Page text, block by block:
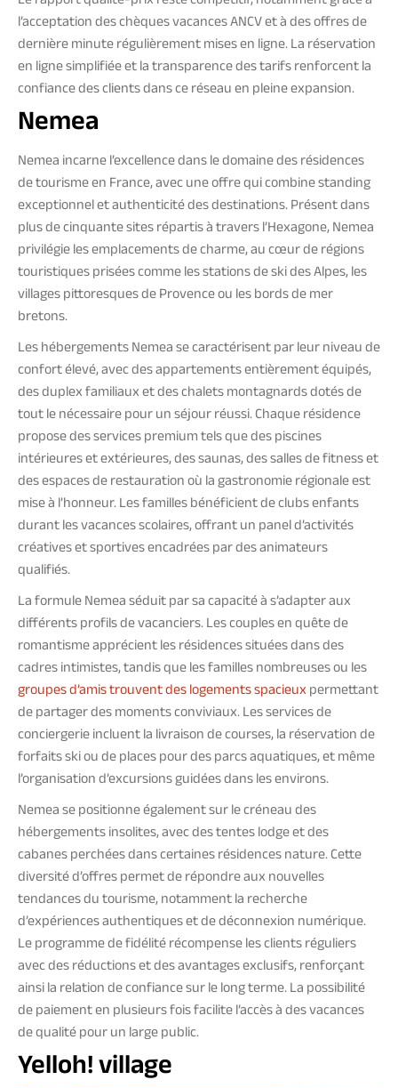
l’acceptation des chèques vacances ANCV et à des offres de
dernière minute régulièrement mises en ligne. La réservation
en ligne simplifiée et la transparence des tarifs renforcent la
confiance des clients dans ce réseau en pleine expansion.
Nemea
Nemea incarne l’excellence dans le domaine des résidences
de tourisme en France, avec une offre qui combine standing
exceptionnel et authenticité des destinations. Présent dans
plus de cinquante sites répartis à travers l’Hexagone, Nemea
privilégie les emplacements de charme, au cœur de régions
touristiques prisées comme les stations de ski des Alpes, les
villages pittoresques de Provence ou les bords de mer
bretons.
Les hébergements Nemea se caractérisent par leur niveau de
confort élevé, avec des appartements entièrement équipés,
des duplex familiaux et des chalets montagnards dotés de
tout le nécessaire pour un séjour réussi. Chaque résidence
propose des services premium tels que des piscines
intérieures et extérieures, des saunas, des salles de fitness et
des espaces de restauration où la gastronomie régionale est
mise à l’honneur. Les familles bénéficient de clubs enfants
durant les vacances scolaires, offrant un panel d’activités
créatives et sportives encadrées par des animateurs
qualifiés.
La formule Nemea séduit par sa capacité à s’adapter aux
différents profils de vacanciers. Les couples en quête de
romantisme apprécient les résidences situées dans des
cadres intimistes, tandis que les familles nombreuses ou les
groupes d’amis trouvent des logements spacieuxpermettant
de partager des moments conviviaux. Les services de
conciergerie incluent la livraison de courses, la réservation de
forfaits ski ou de places pour des parcs aquatiques, et même
l’organisation d’excursions guidées dans les environs.
Nemea se positionne également sur le créneau des
hébergements insolites, avec des tentes lodge et des
cabanes perchées dans certaines résidences nature. Cette
diversité d’offres permet de répondre aux nouvelles
tendances du tourisme, notamment la recherche
d’expériences authentiques et de déconnexion numérique.
Le programme de fidélité récompense les clients réguliers
avec des réductions et des avantages exclusifs, renforçant
ainsi la relation de confiance sur le long terme. La possibilité
de paiement en plusieurs fois facilite l’accès à des vacances
de qualité pour un large public.
Yelloh! village